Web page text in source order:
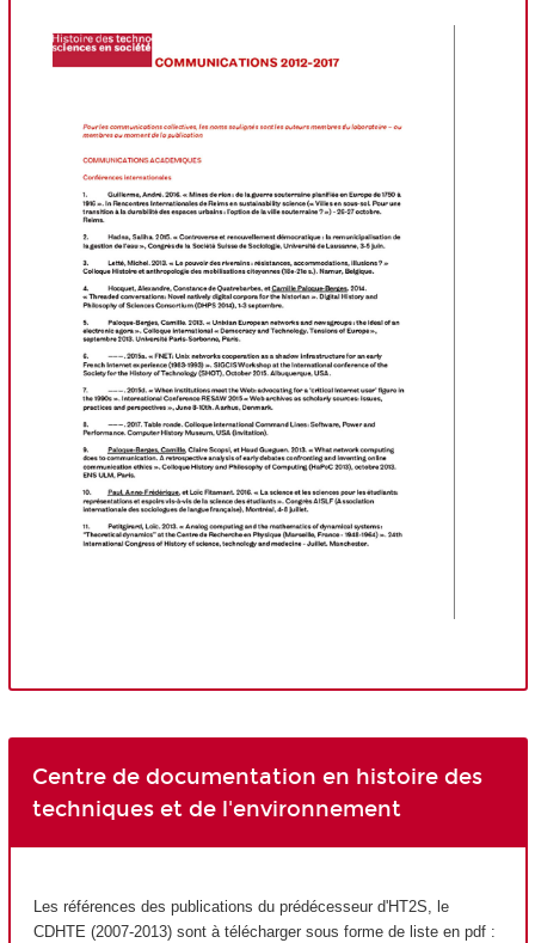
Centre de documentation en histoire des
techniques et de l'environnement
Les références des publications du prédécesseur d'HT2S, le
CDHTE (2007-2013) sont à télécharger sous forme de liste en pdf :